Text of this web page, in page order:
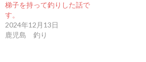
梯子を持って釣りした話で
す。
2024年12月13日
鹿児島 釣り